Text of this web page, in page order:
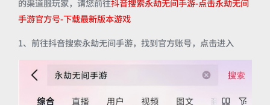
的渠道服玩家，请您前往抖音搜索永劫无间手游-点击永劫无间
手游官方号-下载最新版本游戏
1、前往抖音搜索永劫无间手游，找到官方账号，点击进入